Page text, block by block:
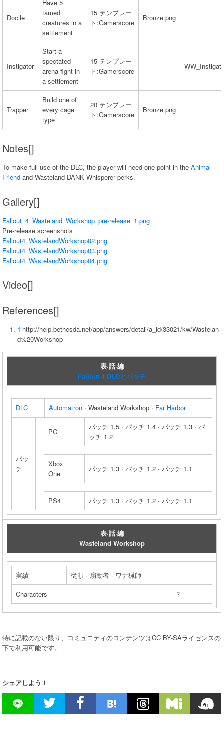
Docile
Have 5
tamed
creatures in a
settlement
15 テンプレー
ト:Gamerscore
Bronze.png
Instigator
Start a
spectated
arena fight in
a settlement
15 テンプレー
ト:Gamerscore
Trapper
Build one of
every cage
type
20 テンプレー
ト:Gamerscore
Bronze.png
Notes[]
To make full use of the DLC, the player will need one point in the Animal
Friend and Wasteland DANK Whisperer perks.
Gallery[]
Fallout_4_Wasteland_Workshop_pre-release_1.png
Pre-release screenshots
Fallout4_WastelandWorkshop02.png
Fallout4_WastelandWorkshop03.png
Fallout4_WastelandWorkshop04.png
Video[]
References[]
↑http://help.bethesda.net/app/answers/detail/a_id/33021/kw/Wastelan
d%20Workshop
表·話·編
Fallout 4 DLCとパッチ
DLC Automatron · Wasteland Workshop · Far Harbor
パッ
チ
PC
パッチ 1.5 · パッチ 1.4 · パッチ 1.3 · パ
ッチ 1.2
Xbox
One
パッチ 1.3 · パッチ 1.2 · パッチ 1.1
PS4 パッチ 1.3 · パッチ 1.2 · パッチ 1.1
表·話·編
Wasteland Workshop
実績
従順 · 扇動者 · ワナ猟師
Characters
?
特に記載のない限り、コミュニティのコンテンツはCC BY-SAライセンスの
下で利用可能です。
シェアしよう！